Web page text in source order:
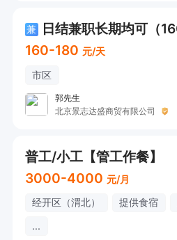
兼
160-180 元/天
市区
郭先生
北京景志达盛商贸有限公司
普工/小工【管工作餐】
3000-4000 元/月
经开区（渭北） 提供食宿
...